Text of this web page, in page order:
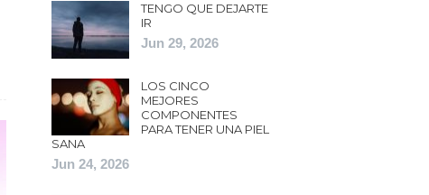
TENGO QUE DEJARTE
IR
Jun 29, 2026
LOS CINCO
MEJORES
COMPONENTES
PARA TENER UNA PIEL
SANA
Jun 24, 2026